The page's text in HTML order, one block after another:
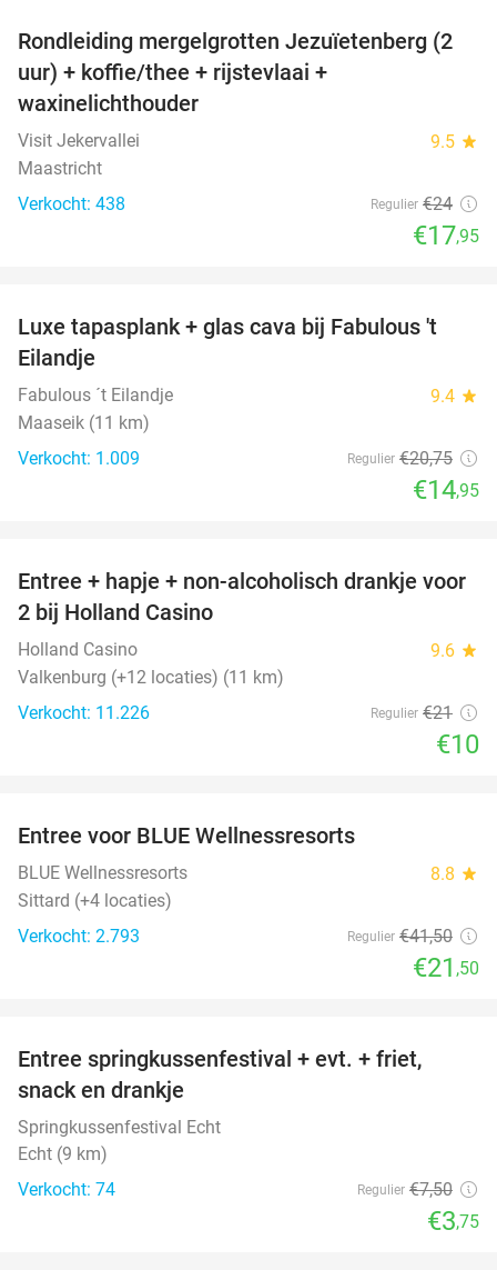
25%
Rondleiding mergelgrotten Jezuïetenberg (2
uur) + koffie/thee + rijstevlaai +
waxinelichthouder
Visit Jekervallei 9.5 star
Maastricht
Verkocht: 438
Regulier €24
€17,95
28%
Luxe tapasplank + glas cava bij Fabulous 't
Eilandje
Fabulous ´t Eilandje 9.4 star
Maaseik (11 km)
Verkocht: 1.009
Regulier €20,75
€14,95
52%
Entree + hapje + non-alcoholisch drankje voor
2 bij Holland Casino
Holland Casino 9.6 star
Valkenburg (+12 locaties) (11 km)
Verkocht: 11.226
Regulier €21
€10
Entree voor BLUE Wellnessresorts
BLUE Wellnessresorts 8.8 star
Sittard (+4 locaties)
Verkocht: 2.793
Regulier €41,50
€21 ,50
Entree springkussenfestival + evt. + friet,
snack en drankje
Springkussenfestival Echt
Echt (9 km)
Verkocht: 74
Regulier €7,50
€3,75